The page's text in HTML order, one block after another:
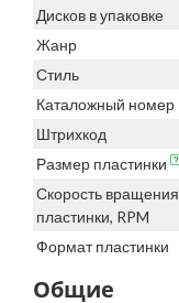
Дисков в упаковке
Жанр
Стиль
Каталожный номер
Штрихкод
Размер пластинки
Скорость вращения
пластинки, RPM
Формат пластинки
Общие